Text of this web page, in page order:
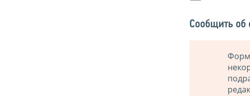
Сообщить об